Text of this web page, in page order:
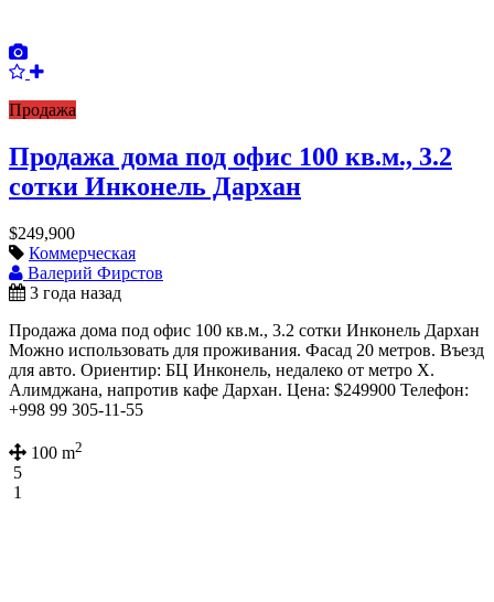
Продажа
Продажа дома под офис 100 кв.м., 3.2
сотки Инконель Дархан
$249,900
Коммерческая
Валерий Фирстов
3 года назад
Продажа дома под офис 100 кв.м., 3.2 сотки Инконель Дархан
Можно использовать для проживания. Фасад 20 метров. Въезд
для авто. Ориентир: БЦ Инконель, недалеко от метро Х.
Алимджана, напротив кафе Дархан. Цена: $249900 Телефон:
+998 99 305-11-55
100 m2
5
1